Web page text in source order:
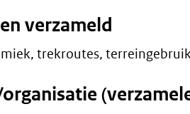
verzameld
trekroutes,